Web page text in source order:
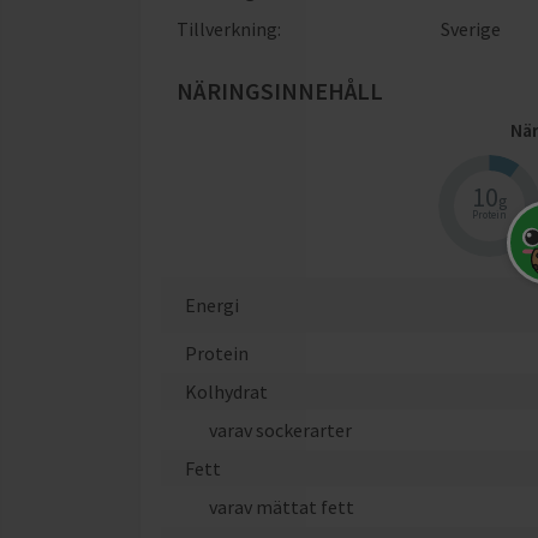
Tillverkning:
Sverige
NÄRINGSINNEHÅLL
10g
Protein
Energi
Protein
Kolhydrat
varav sockerarter
Fett
varav mättat fett